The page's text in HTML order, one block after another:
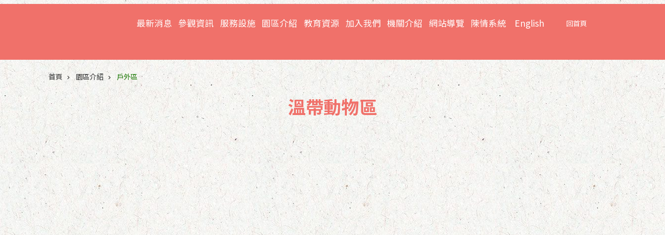
回首頁
最新消息 參觀資訊 服務設施 園區介紹 教育資源 加入我們 機關介紹 網站導覽 陳情系統 English
:::
首頁 園區介紹 戶外區
溫帶動物區